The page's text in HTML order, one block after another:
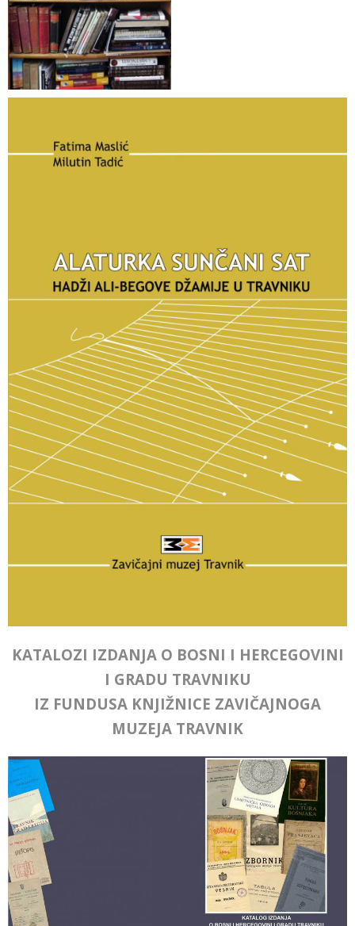
KATALOZI IZDANJA O BOSNI I HERCEGOVINI
I GRADU TRAVNIKU
IZ FUNDUSA KNJIŽNICE ZAVIČAJNOGA
MUZEJA TRAVNIK